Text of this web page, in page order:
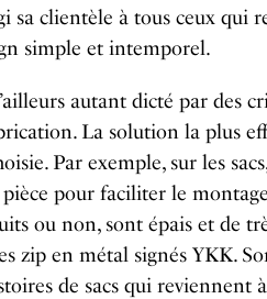
sa clientèle à tous ceux qui
simple et intemporel.
autant dicté par des
La solution la plus
Par exemple, sur les
pièce pour faciliter le
ou non, sont épais et de
zip en métal signés YKK.
de sacs qui reviennent